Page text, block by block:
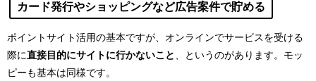
カード発行やショッピングなど広告案件で貯める
ポイントサイト活用の基本ですが、オンラインでサービスを受ける
際に直接目的にサイトに行かないこと
、というのがあります。モッ
ピーも基本は同様です。